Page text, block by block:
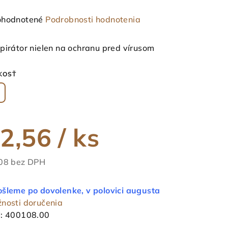
Podrobnosti hodnotenia
nielen na ochranu pred vírusom
/ ks
bez DPH
po dovolenke, v polovici augusta
doručenia
400108.00